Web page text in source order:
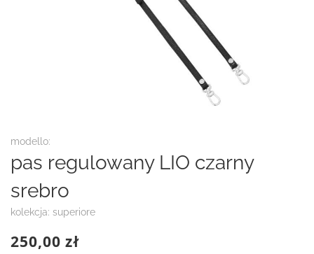
modello:
pas regulowany LIO czarny
srebro
kolekcja: superiore
250,00 zł
Przejdź
początek